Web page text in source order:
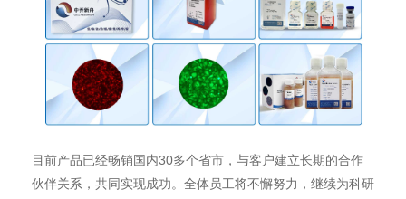
目前产品已经畅销国内30多个省市，与客户建立长期的合作
伙伴关系，共同实现成功。全体员工将不懈努力，继续为科研